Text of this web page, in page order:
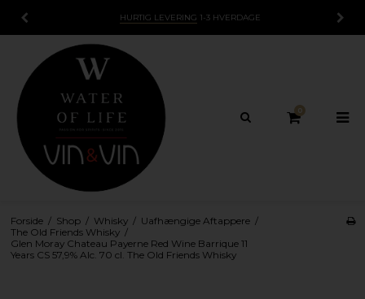
HURTIG LEVERING 1-3 HVERDAGE
0
Forside / Shop / Whisky / Uafhængige Aftappere /
The Old Friends Whisky /
Glen Moray Chateau Payerne Red Wine Barrique 11
Years CS 57,9% Alc. 70 cl. The Old Friends Whisky